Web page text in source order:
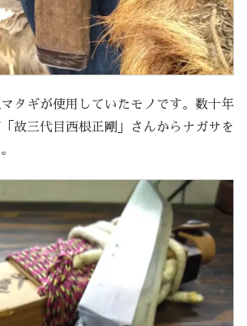
タギが使用していたモノです。数十年
故三代目西根正剛」さんからナガサを